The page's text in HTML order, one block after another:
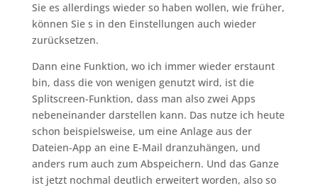
Sie es allerdings wieder so haben wollen, wie früher,
können Sie s in den Einstellungen auch wieder
zurücksetzen.
Dann eine Funktion, wo ich immer wieder erstaunt
bin, dass die von wenigen genutzt wird, ist die
Splitscreen-Funktion, dass man also zwei Apps
nebeneinander darstellen kann. Das nutze ich heute
schon beispielsweise, um eine Anlage aus der
Dateien-App an eine E-Mail dranzuhängen, und
anders rum auch zum Abspeichern. Und das Ganze
ist jetzt nochmal deutlich erweitert worden, also so